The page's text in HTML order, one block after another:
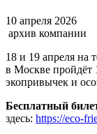
10 апреля 2026
архив компании
18 и 19 апреля на
в Москве пройдёт
экопривычек и
Бесплатный
здесь: https://eco-